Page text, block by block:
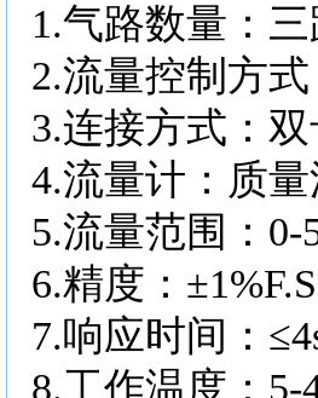
1.气路数量：三
2.流量控制方式
3.连接方式：
4.流量计：质
5.流量范围： 0-
6.精度： ±1%F.S
7.响应时间：
8.工作温度： 5-